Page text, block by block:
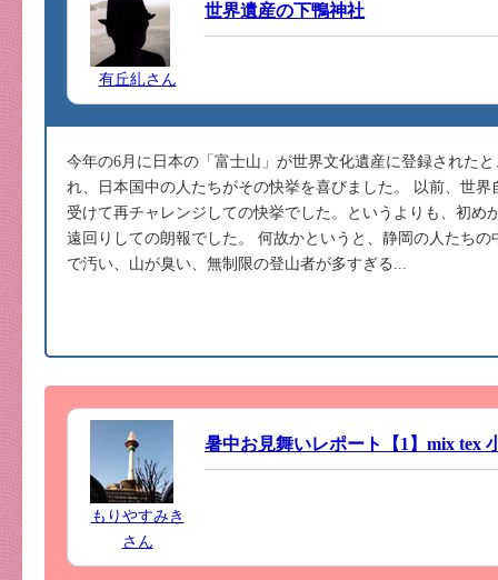
有丘糺さん
世界遺産の下鴨神社
今年の6月に日本の「富士山」が世界文化遺産に登録された
れ、日本国中の人たちがその快挙を喜びました。 以前、世
受けて再チャレンジしての快挙でした。というよりも、初め
遠回りしての朗報でした。 何故かというと、静岡の人たち
で汚い、山が臭い、無制限の登山者が多すぎる...
もりやすみき
さん
暑中お見舞いレポート【1】mix tex